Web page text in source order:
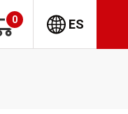
0 ES